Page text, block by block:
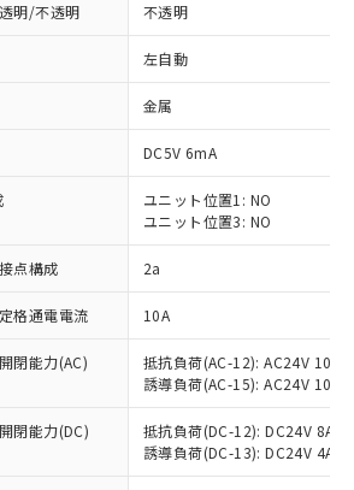
透明/不透明 不透明
左自動
金属
DC5V 6mA
ユニット位置1: NO
ユニット位置3: NO
接点構成 2a
定格通電電流 10A
開閉能力(AC)
抵抗負荷(AC-12): AC24V 10A/
誘導負荷(AC-15): AC24V
開閉能力(DC)
抵抗負荷(DC-12): DC24V 8A/
誘導負荷(DC-13): DC24V 4A/
：EU RoHS指令（10物質）の
応した製品が提供可能な商品で
EU RoHS指令（10物質）の非含
た製品に切り替える予定のある